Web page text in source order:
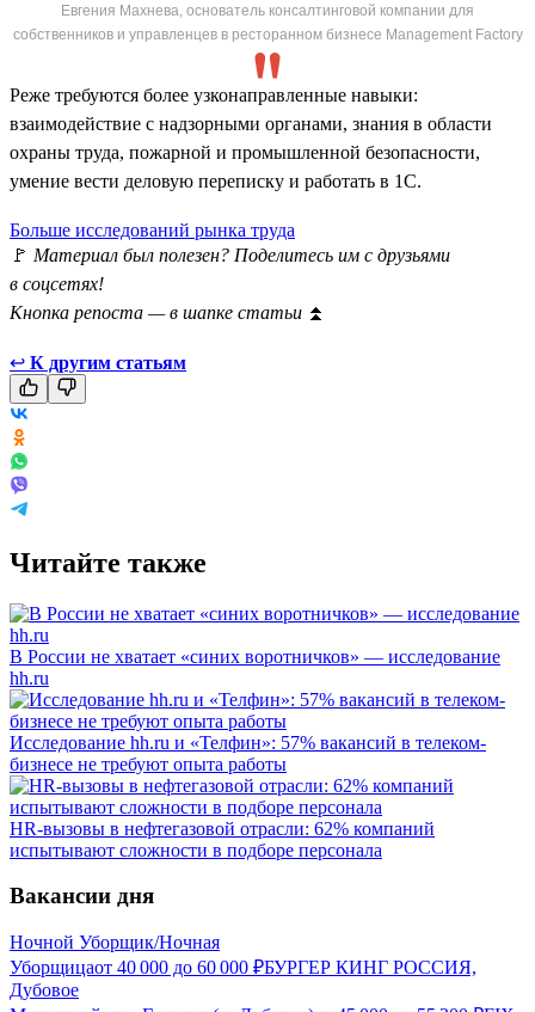
Евгения Махнева, основатель консалтинговой компании для
собственников и управленцев в ресторанном бизнесе Management Factory
Реже требуются более узконаправленные навыки:
взаимодействие с надзорными органами, знания в области
охраны труда, пожарной и промышленной безопасности,
умение вести деловую переписку и работать в 1С.
Больше исследований рынка труда
🚩 Материал был полезен? Поделитесь им с друзьями
в соцсетях!
Кнопка репоста — в шапке статьи ⏫
↩ К другим статьям
Читайте также
В России не хватает «синих воротничков» — исследование
hh.ru
Исследование hh.ru и «Телфин»: 57% вакансий в телеком-
бизнесе не требуют опыта работы
HR-вызовы в нефтегазовой отрасли: 62% компаний
испытывают сложности в подборе персонала
Вакансии дня
Ночной Уборщик/Ночная
Уборщицаот 40 000 до 60 000 ₽БУРГЕР КИНГ РОССИЯ,
Дубовое